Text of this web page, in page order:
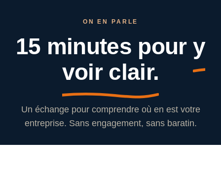
ON EN PARLE
15 minutes pour y
voir clair.
Un échange pour comprendre où en est votre
entreprise. Sans engagement, sans baratin.